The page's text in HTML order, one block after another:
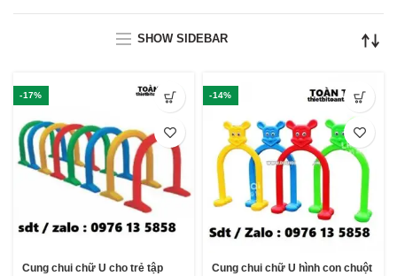
SHOW SIDEBAR
-17%
Cung chui chữ U cho trẻ tập
-14%
Cung chui chữ U hình con chuột